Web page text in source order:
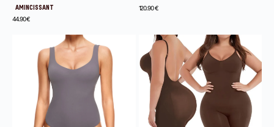
AMINCISSANT
44.90€
120.90€